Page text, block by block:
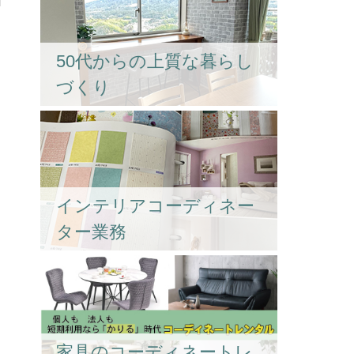
50代からの上質な暮らし
づくり
インテリアコーディネー
ター業務